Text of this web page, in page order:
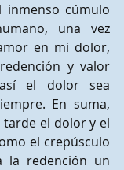
inmenso cúmulo
una vez
en mi dolor,
y valor
el dolor sea
En suma,
el dolor y el
el crepúsculo
la redención un